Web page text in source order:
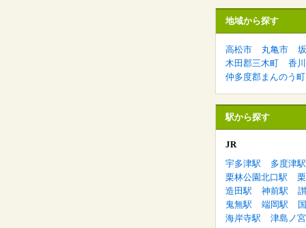
地域から探す
高松市 丸亀市
木田郡三木町
香
仲多度郡まんのう町
駅から探す
JR
宇多津駅
多度津駅
栗林公園北口駅
造田駅
神前駅
鬼無駅
端岡駅
海岸寺駅
津島ノ